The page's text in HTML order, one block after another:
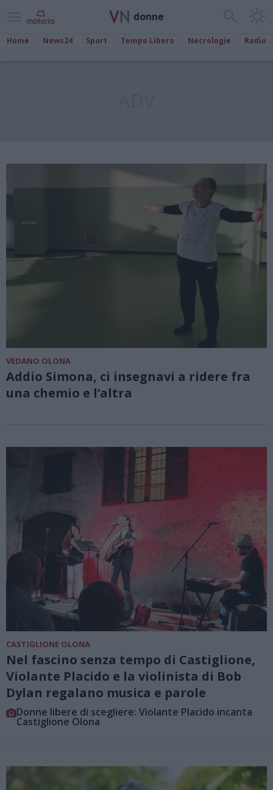
donne
Home News24 Sport Tempo Libero Necrologie Radio
VEDANO OLONA
Addio Simona, ci insegnavi a ridere fra
una chemio e l’altra
CASTIGLIONE OLONA
Nel fascino senza tempo di Castiglione,
Violante Placido e la violinista di Bob
Dylan regalano musica e parole
Donne libere di scegliere: Violante Placido incanta
Castiglione Olona